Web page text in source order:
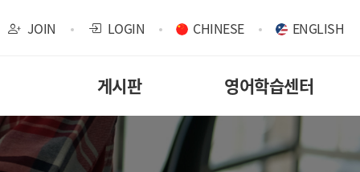
JOIN LOGIN CHINESE ENGLISH
게시판 영어학습센터